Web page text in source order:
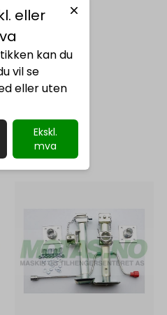
eller
kan du
vil se
eller uten
Ekskl.
mva